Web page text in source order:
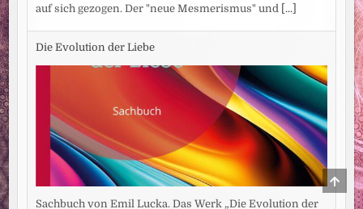
auf sich gezogen. Der "neue Mesmerismus" und [...]
Die Evolution der Liebe
Sachbuch von Emil Lucka. Das Werk „Die Evolution der
TO
TOP